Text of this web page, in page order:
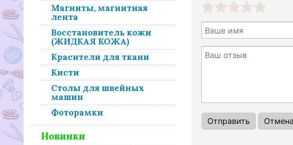
Магниты, магнитная
лента
Восстановитель кожи
(ЖИДКАЯ КОЖА)
Красители для ткани
Кисти
Столы для швейных
машин
Фоторамки
Новинки